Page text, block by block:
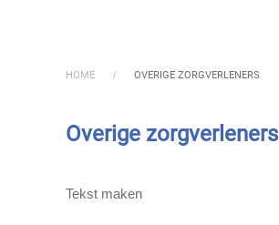
HOME OVERIGE ZORGVERLENERS
Overige zorgverleners
Tekst maken